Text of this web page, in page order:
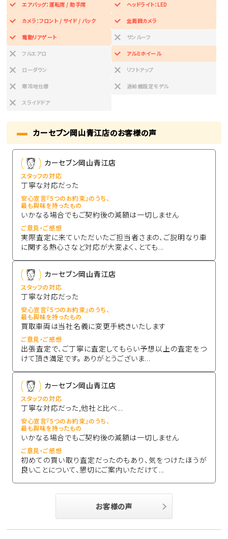
エアバッグ：運転席 / 助手席 ヘッドライト：LED
カメラ：フロント / サイド / バック 全周囲カメラ
電動リアゲート サンルーフ
フルエアロ アルミホイール
ローダウン リフトアップ
寒冷地仕様 過給機設定モデル
スライドドア
カーセブン岡山青江店のお客様の声
カーセブン岡山青江店
スタッフの対応
丁寧な対応だった
安心宣言『5つのお約束』のうち、
最も興味を持ったもの
いかなる場合でもご契約後の減額は一切しません
ご意見・ご感想
実際査定に来ていただいたご担当者さまの、ご説明なり車
に関する熱心さなど対応が大変よく、とても...
カーセブン岡山青江店
スタッフの対応
丁寧な対応だった
安心宣言『5つのお約束』のうち、
最も興味を持ったもの
買取車両は当社名義に変更手続きいたします
ご意見・ご感想
出張査定で、ご丁寧に査定してもらい予想以上の査定をつ
けて頂き満足です。 ありがとうございま...
カーセブン岡山青江店
スタッフの対応
丁寧な対応だった,他社と比べ...
安心宣言『5つのお約束』のうち、
最も興味を持ったもの
いかなる場合でもご契約後の減額は一切しません
ご意見・ご感想
初めての買い取り査定だったのもあり、気をつけたほうが
良いことについて、懇切にご案内いただけて...
お客様の声